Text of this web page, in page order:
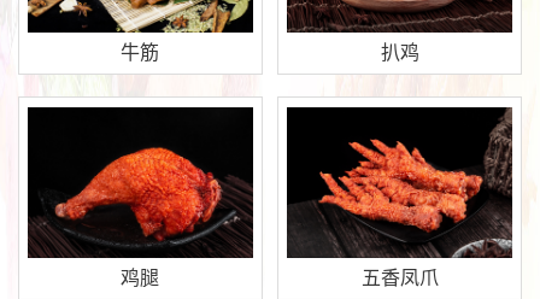
牛筋 扒鸡
鸡腿 五香凤爪